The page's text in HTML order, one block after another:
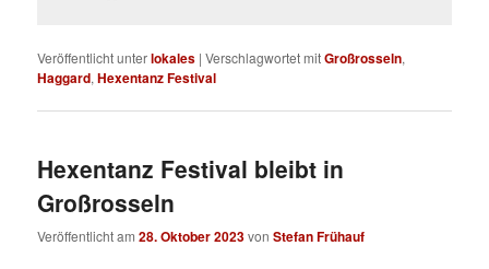
Veröffentlicht unterlokales |Verschlagwortet mitGroßrosseln,
Haggard,Hexentanz Festival
Hexentanz Festival bleibt in
Großrosseln
Veröffentlicht am28. Oktober 2023vonStefan Frühauf